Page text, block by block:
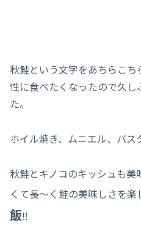
秋鮭という文字をあちらこ
性に食べたくなったので久
た。
ホイル焼き、ムニエル、パ
秋鮭とキノコのキッシュも
くて長～く鮭の美味しさを楽
飯‼